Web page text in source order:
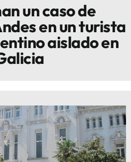
un caso de
en un turista
aislado en